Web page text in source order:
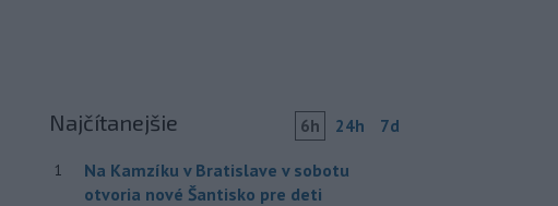
Najčítanejšie 6h 24h 7d
1
Na Kamzíku v Bratislave v sobotu
otvoria nové Šantisko pre deti